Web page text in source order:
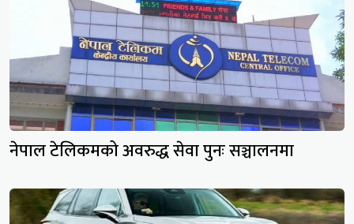
नेपाल टेलिकमको अवरुद्ध सेवा पुनः सञ्चालनमा